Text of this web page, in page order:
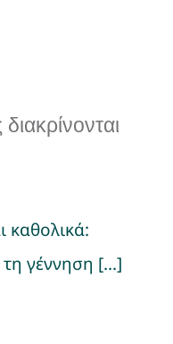
καθολικά:
γέννηση [...]